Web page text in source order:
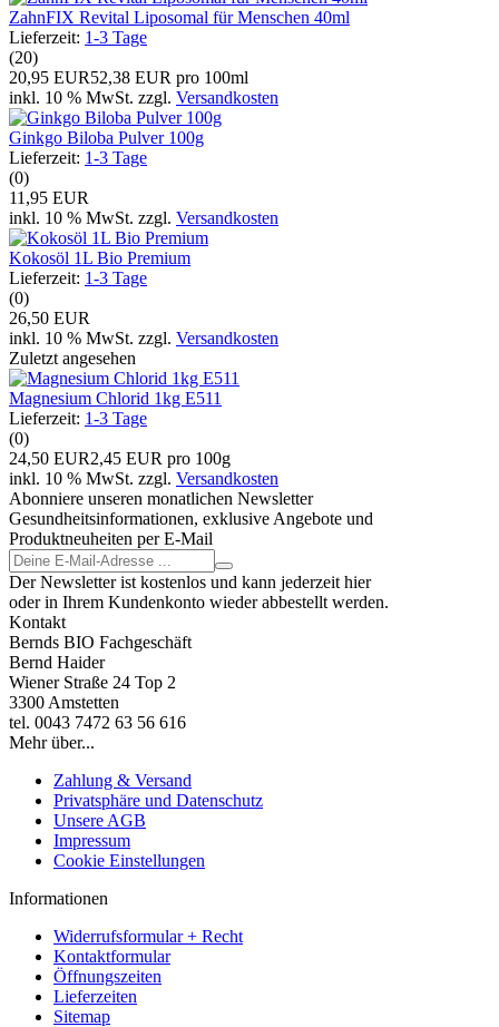
ZahnFIX Revital Liposomal für Menschen 40ml
Lieferzeit: 1-3 Tage
(20)
20,95 EUR52,38 EUR pro 100ml
inkl. 10 % MwSt. zzgl. Versandkosten
Ginkgo Biloba Pulver 100g
Lieferzeit: 1-3 Tage
(0)
11,95 EUR
inkl. 10 % MwSt. zzgl. Versandkosten
Kokosöl 1L Bio Premium
Lieferzeit: 1-3 Tage
(0)
26,50 EUR
inkl. 10 % MwSt. zzgl. Versandkosten
Zuletzt angesehen
Magnesium Chlorid 1kg E511
Lieferzeit: 1-3 Tage
(0)
24,50 EUR2,45 EUR pro 100g
inkl. 10 % MwSt. zzgl. Versandkosten
Abonniere unseren monatlichen Newsletter
Gesundheitsinformationen, exklusive Angebote und
Produktneuheiten per E-Mail
Der Newsletter ist kostenlos und kann jederzeit hier
oder in Ihrem Kundenkonto wieder abbestellt werden.
Kontakt
Bernds BIO Fachgeschäft
Bernd Haider
Wiener Straße 24 Top 2
3300 Amstetten
tel. 0043 7472 63 56 616
Mehr über...
Zahlung & Versand
Privatsphäre und Datenschutz
Unsere AGB
Impressum
Cookie Einstellungen
Informationen
Widerrufsformular + Recht
Kontaktformular
Öffnungszeiten
Lieferzeiten
Sitemap